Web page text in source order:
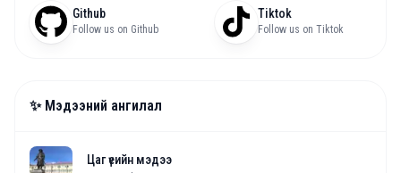
Github
Follow us on Github
Tiktok
Follow us on Tiktok
✨ Мэдээний ангилал
Цаг үеийн мэдээ